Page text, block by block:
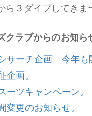
ら３ダイブしてきま
クラブからのお知ら
サーチ企画 今年も
企画。
ーツキャンペーン。
変更のお知らせ。